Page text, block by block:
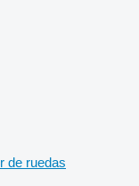
de ruedas